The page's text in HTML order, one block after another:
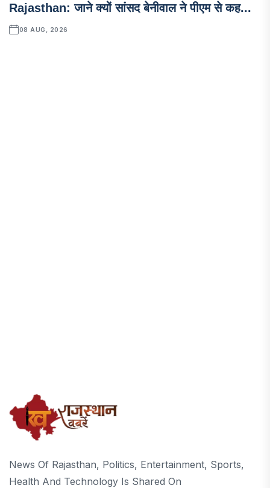
Rajasthan: जाने क्यों सांसद बेनीवाल ने पीएम से कह...
08 AUG, 2026
News Of Rajasthan, Politics, Entertainment, Sports,
Health And Technology Is Shared On